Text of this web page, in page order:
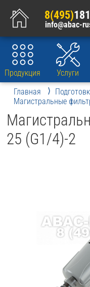
8(495)
info@abac-
Продукция Услуги
Главная
Магистральные
25 (G1/4)-2